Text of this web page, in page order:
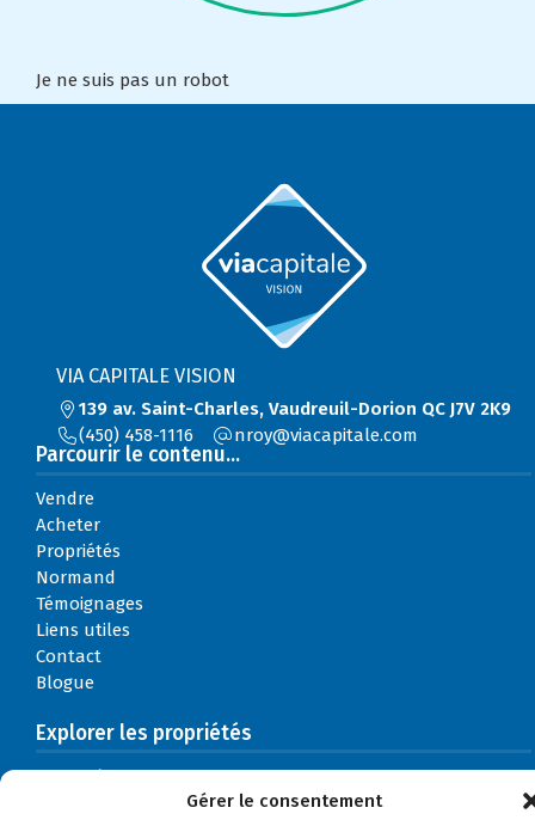
Gérer le consentement
Je ne suis pas un robot
VIA CAPITALE VISION
139 av. Saint-Charles, Vaudreuil-Dorion QC J7V 2K9
(450) 458-1116
moc.elatipacaiv@yorn
Parcourir le contenu...
Vendre
Acheter
Propriétés
Normand
Témoignages
Liens utiles
Contact
Blogue
Explorer les propriétés
Par catégories